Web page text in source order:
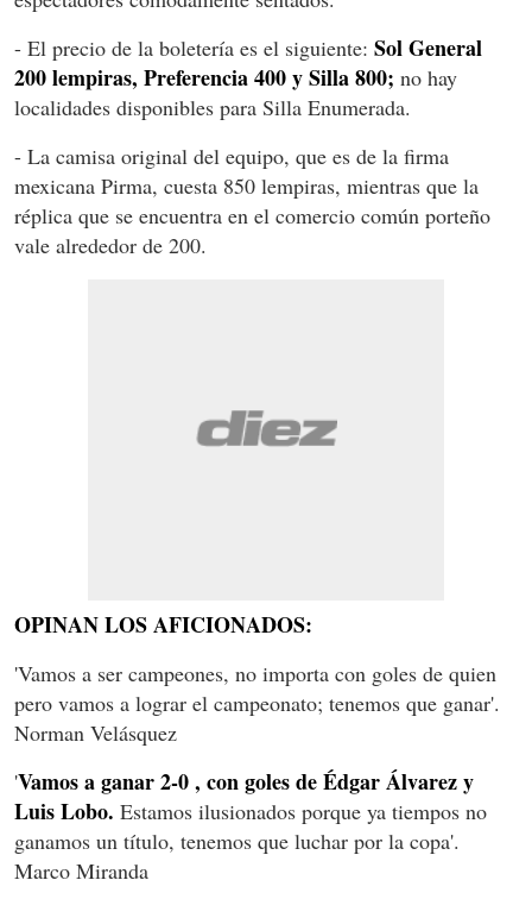
- El precio de la boletería es el siguiente: Sol General
200 lempiras, Preferencia 400 y Silla 800; no hay
localidades disponibles para Silla Enumerada.
- La camisa original del equipo, que es de la firma
mexicana Pirma, cuesta 850 lempiras, mientras que la
réplica que se encuentra en el comercio común porteño
vale alrededor de 200.
OPINAN LOS AFICIONADOS:
'Vamos a ser campeones, no importa con goles de quien
pero vamos a lograr el campeonato; tenemos que ganar'.
Norman Velásquez
'Vamos a ganar 2-0 , con goles de Édgar Álvarez y
Luis Lobo. Estamos ilusionados porque ya tiempos no
ganamos un título, tenemos que luchar por la copa'.
Marco Miranda